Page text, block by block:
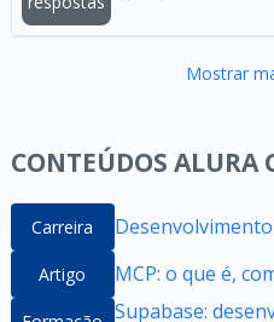
Mostrar
CONTEÚDOS ALURA
Carreira
Artigo MCP: o que é,
Supabase: